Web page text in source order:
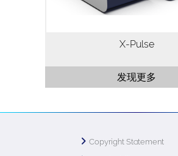
X-Pulse
发现更多
Copyright Statement